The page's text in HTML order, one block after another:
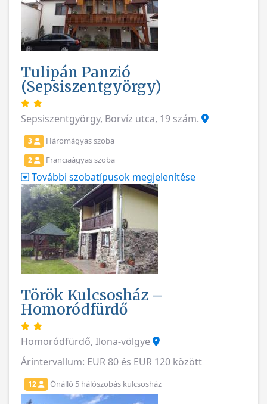
Tulipán Panzió
(Sepsiszentgyörgy)
Sepsiszentgyörgy, Borvíz utca, 19 szám.
3 Háromágyas szoba
2 Franciaágyas szoba
További szobatípusok megjelenítése
Török Kulcsosház –
Homoródfürdő
Homoródfürdő, Ilona-völgye
Árintervallum: EUR 80 és EUR 120 között
12 Önálló 5 hálószobás kulcsosház